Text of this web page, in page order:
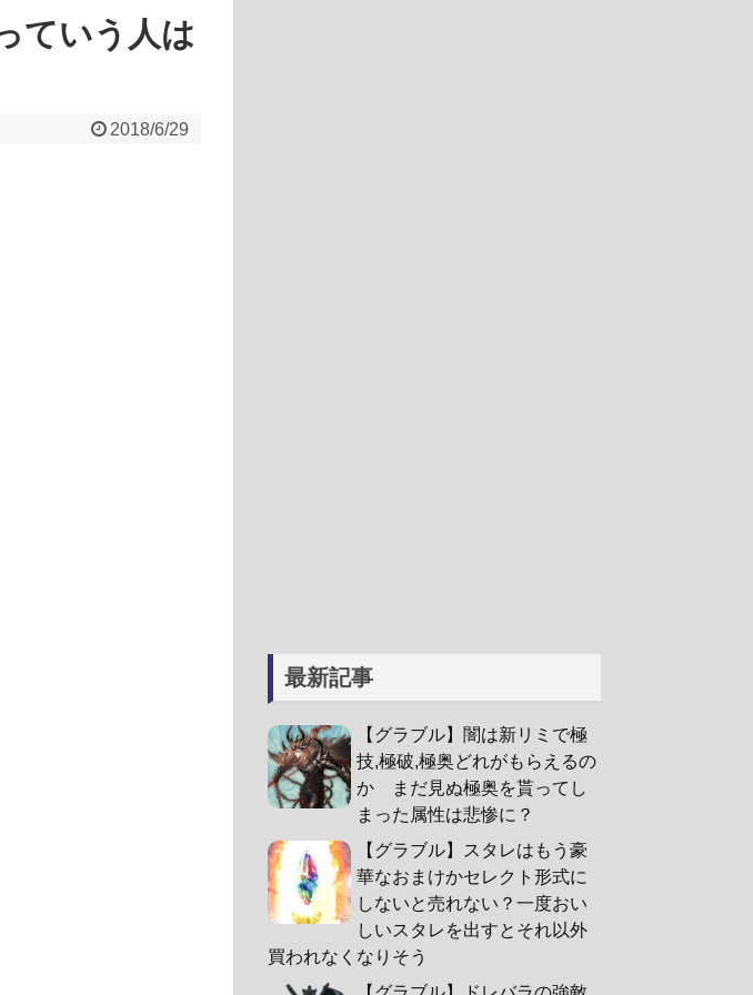
ていう人は
2018/6/29
最新記事
【グラブル】闇は新リミで極
技,極破,極奥どれがもらえるの
か まだ見ぬ極奥を貰ってし
まった属性は悲惨に？
【グラブル】スタレはもう豪
華なおまけかセレクト形式に
しないと売れない？一度おい
しいスタレを出すとそれ以外
買われなくなりそう